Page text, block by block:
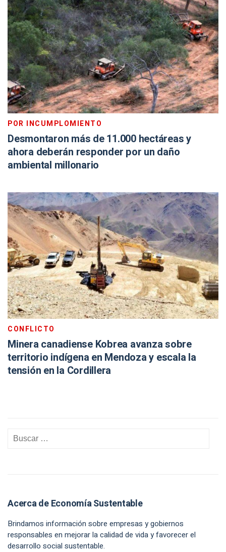
POR INCUMPLOMIENTO
Desmontaron más de 11.000 hectáreas y
ahora deberán responder por un daño
ambiental millonario
CONFLICTO
Minera canadiense Kobrea avanza sobre
territorio indígena en Mendoza y escala la
tensión en la Cordillera
Acerca de Economía Sustentable
Brindamos información sobre empresas y gobiernos
responsables en mejorar la calidad de vida y favorecer el
desarrollo social sustentable.